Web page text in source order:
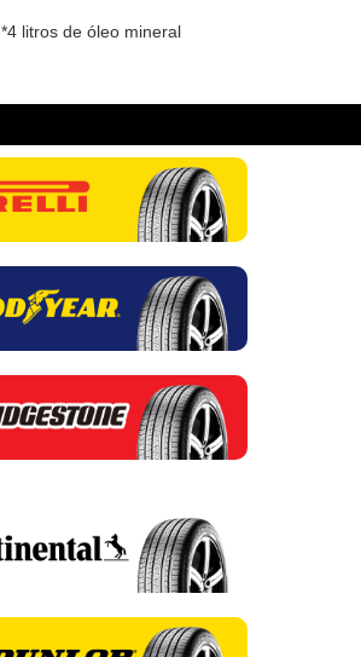
*4 litros de óleo mineral